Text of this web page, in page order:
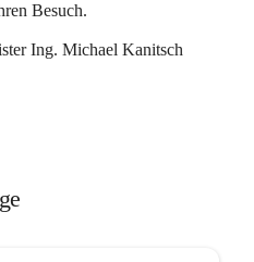
Besuch.
Ing. Michael Kanitsch